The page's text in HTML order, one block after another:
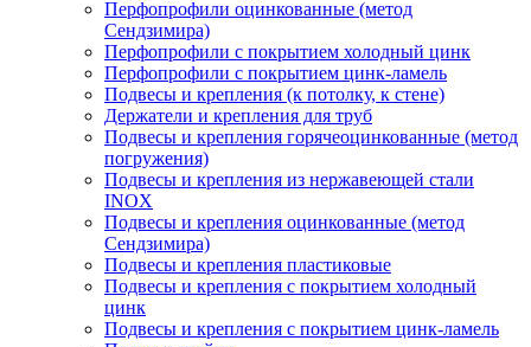
Перфопрофили оцинкованные (метод
Сендзимира)
Перфопрофили с покрытием холодный цинк
Перфопрофили с покрытием цинк-ламель
Подвесы и крепления (к потолку, к стене)
Держатели и крепления для труб
Подвесы и крепления горячеоцинкованные (метод
погружения)
Подвесы и крепления из нержавеющей стали
INOX
Подвесы и крепления оцинкованные (метод
Сендзимира)
Подвесы и крепления пластиковые
Подвесы и крепления с покрытием холодный
цинк
Подвесы и крепления с покрытием цинк-ламель